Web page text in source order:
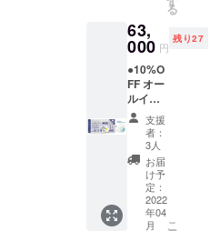
も可
能。 ※
利用期
限は
【2023
年3月31
日】ま
でにな
りま
す。 ※
ご予約
は21年3
月頃よ
り受付
飲み放
題。温
放題で
す。ロ
ゴ入り
モバイ
ルバッ
テリー
付き。
専属コ
ンシェ
ルジュ
(バト
価格：2
名
70000
円〜）
です。
地元の
素材を
ふんだ
んに
使った
夕食、
朝食付
き。お
飲み物
ナルモ
バイル
バッテ
リー ●
お礼の
メール
グラン
ドオー
プン後
にご宿
泊いた
だける
「リ
ゾート
る
63,
000 円
残り27
●10%O
FF オー
ルイン
クルー
シブ付
【ドー
ムホテ
ル型グ
ランピ
ングリ
支援
者：
3人
お届
け予
定：
2022
年04
月
こ